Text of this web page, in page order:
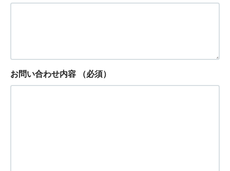
お問い合わせ内容 （必須）